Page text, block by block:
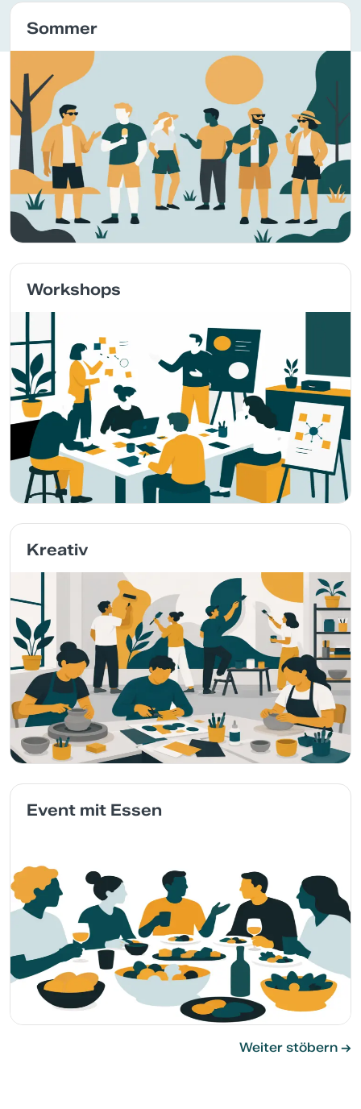
Sommer
Workshops
Kreativ
Event mit Essen
Weiter stöbern